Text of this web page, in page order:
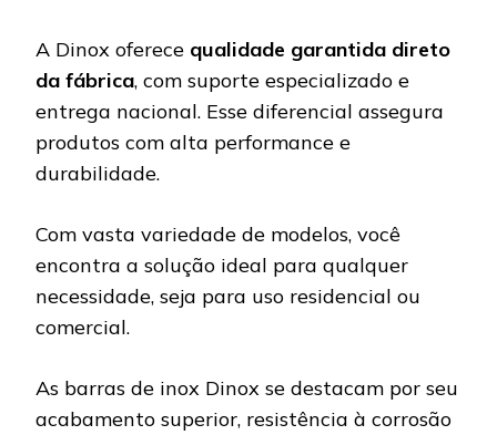
A Dinox oferece qualidade garantida direto
da fábrica, com suporte especializado e
entrega nacional. Esse diferencial assegura
produtos com alta performance e
durabilidade.
Com vasta variedade de modelos, você
encontra a solução ideal para qualquer
necessidade, seja para uso residencial ou
comercial.
As barras de inox Dinox se destacam por seu
acabamento superior, resistência à corrosão